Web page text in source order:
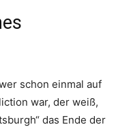
schon einmal auf
war, der weiß,
das Ende der